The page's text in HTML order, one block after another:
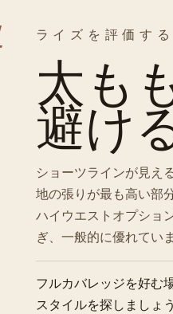
ライズを評価す
太も
避け
ショーツラインが見え
地の張りが最も高い部
ハイウエストオプショ
ぎ、一般的に優れていま
フルカバレッジを好む
スタイルを探しましょう